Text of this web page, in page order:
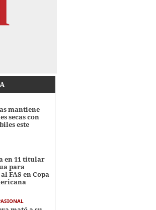
mantiene
secas con
este
en 11 titular
para
FAS en Copa